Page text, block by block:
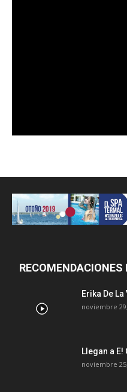
RECOMENDACIONES
Erika De
noviembre
Llegan a
noviembre